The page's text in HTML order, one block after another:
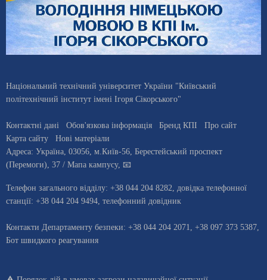
Національний технічний університет України "Київський
політехнічний інститут імені Ігоря Сікорського"
Контактні дані Обов'язкова інформація Бренд КПІ
Про сайт
Карта сайту
Нові матеріали
Адреса: Україна 03056 , м. Київ-56, Берестейський проспект
(Перемоги), 37 / Мапа кампусу, 📧
Телефон загального відділу: +38 044 204 8282 , довiдка телефонної
станцiї: +38 044 204 9494 телефонний довідник
Контакти Департаменту безпеки: +38 044 204 2071, +38 097 373 5387,
Бот швидкого реагування